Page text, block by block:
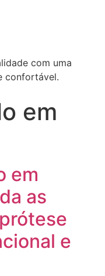
com uma
confortável.
em
em
as
e